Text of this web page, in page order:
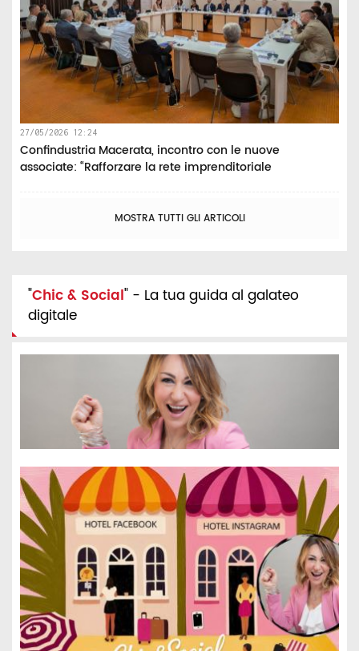
27/05/2026 12:24
Confindustria Macerata, incontro con le nuove
associate: “Rafforzare la rete imprenditoriale
MOSTRA TUTTI GLI ARTICOLI
"Chic & Social" - La tua guida al galateo
digitale